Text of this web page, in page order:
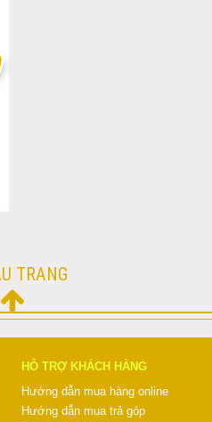
TRANG
HỖ TRỢ KHÁCH HÀNG
Hướng dẫn mua hàng online
Hướng dẫn mua trả góp